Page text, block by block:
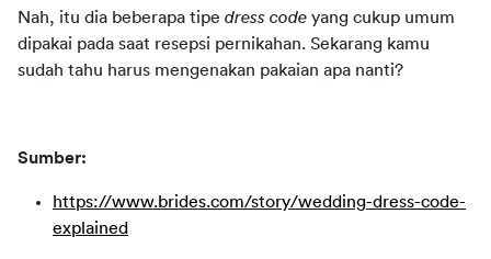
Nah, itu dia beberapa tipe dress code yang cukup umum
dipakai pada saat resepsi pernikahan. Sekarang kamu
sudah tahu harus mengenakan pakaian apa nanti?
Sumber:
https://www.brides.com/story/wedding-dress-code-
explained